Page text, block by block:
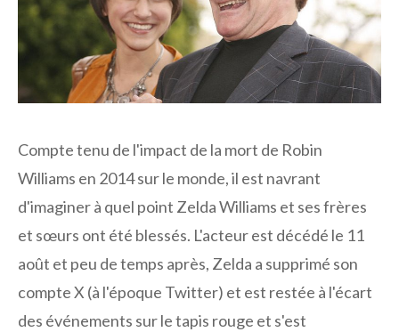
Compte tenu de l'impact de la mort de Robin
Williams en 2014 sur le monde, il est navrant
d'imaginer à quel point Zelda Williams et ses frères
et sœurs ont été blessés. L'acteur est décédé le 11
août et peu de temps après, Zelda a supprimé son
compte X (à l'époque Twitter) et est restée à l'écart
des événements sur le tapis rouge et s'est